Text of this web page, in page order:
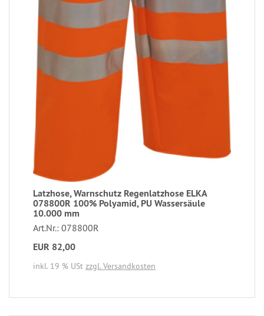
Latzhose, Warnschutz Regenlatzhose ELKA
078800R 100% Polyamid, PU Wassersäule
10.000 mm
Art.Nr.: 078800R
EUR 82,00
inkl. 19 % USt zzgl. Versandkosten